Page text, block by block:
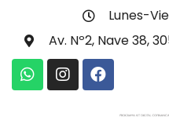
Lunes-
Av. Nº2, Nave 38,